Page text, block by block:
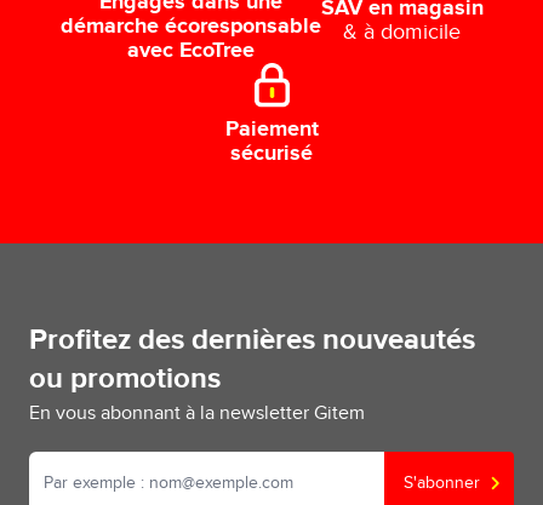
démarche écoresponsable
avec EcoTree
SAV en magasin
& à domicile
Paiement
sécurisé
Profitez des dernières nouveautés
ou promotions
En vous abonnant à la newsletter Gitem
S'abonner